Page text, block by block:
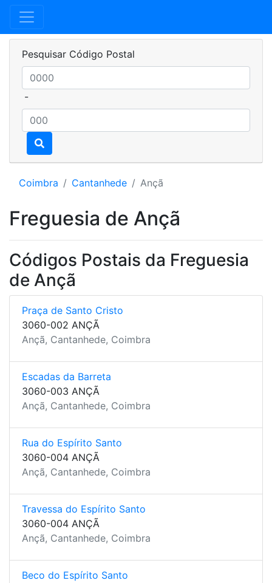
Pesquisar Código Postal
-
Coimbra Cantanhede Ançã
Freguesia de Ançã
Códigos Postais da Freguesia
de Ançã
Praça de Santo Cristo
3060-002 ANÇÃ
Ançã, Cantanhede, Coimbra
Escadas da Barreta
3060-003 ANÇÃ
Ançã, Cantanhede, Coimbra
Rua do Espírito Santo
3060-004 ANÇÃ
Ançã, Cantanhede, Coimbra
Travessa do Espírito Santo
3060-004 ANÇÃ
Ançã, Cantanhede, Coimbra
Beco do Espírito Santo